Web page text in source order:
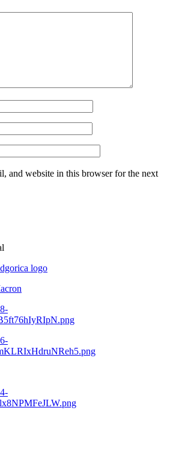
and website in this browser for the next